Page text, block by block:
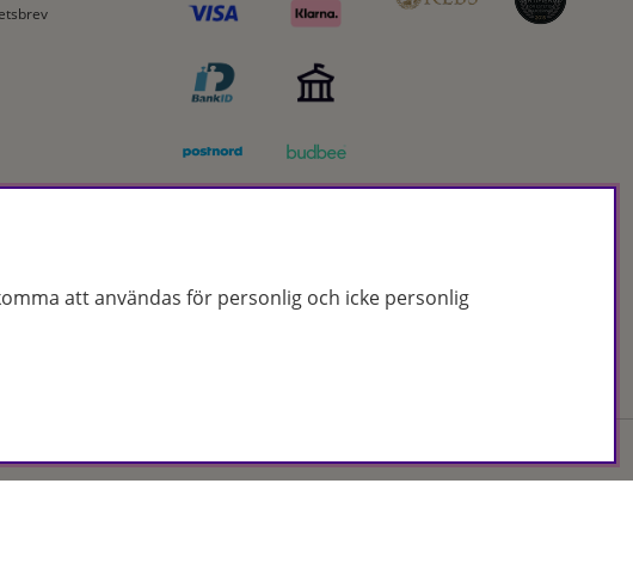
att användas för personlig och icke personlig